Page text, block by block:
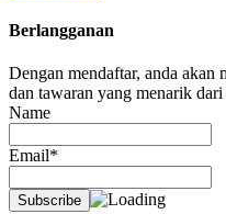
Berlangganan
Dengan mendaftar, anda akan
dan tawaran yang menarik
Name
Email*